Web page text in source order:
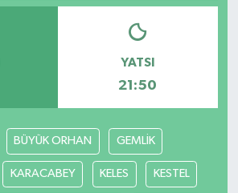
YATSI
21:50
BÜYÜK ORHAN GEMLİK
KARACABEY KELES KESTEL